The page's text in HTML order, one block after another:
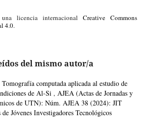
licencia internacionalCreative Commons
4.0.
del mismo autor/a
Tomografía computada aplicada al estudio de
de Al-Si , AJEA (Actas de Jornadas y
de UTN): Núm. AJEA 38 (2024): JIT
Jóvenes Investigadores Tecnológicos